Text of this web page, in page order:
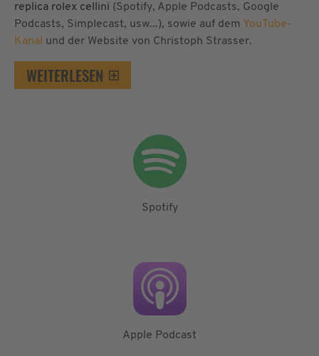
replica rolex cellini (Spotify, Apple Podcasts, Google
Podcasts, Simplecast, usw...), sowie auf dem YouTube-
Kanal und der Website von Christoph Strasser.
WEITERLESEN
Spotify
Apple Podcast